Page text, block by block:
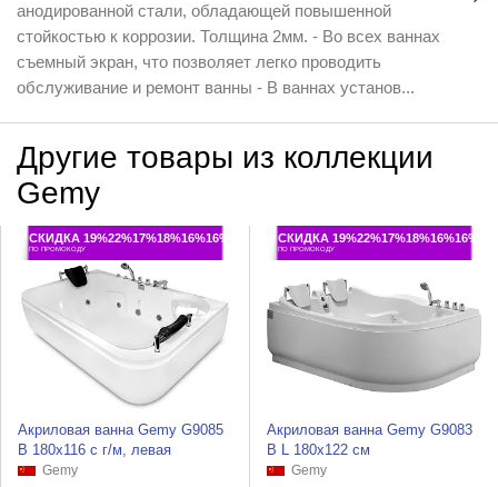
анодированной стали, обладающей повышенной
стойкостью к коррозии. Толщина 2мм. - Во всех ваннах
съемный экран, что позволяет легко проводить
обслуживание и ремонт ванны - В ваннах установ...
Другие товары из коллекции
Gemy
СКИДКА 19%22%17%18%16%16%
ПО ПРОМОКОДУ
Акриловая ванна Gemy G9085
B 180x116 с г/м, левая
Gemy
СКИДКА 19%22%17%18%16%16%
ПО ПРОМОКОДУ
Акриловая ванна Gemy G9083
B L 180x122 см
Gemy